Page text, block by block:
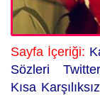
Sayfa İçeriği:
Sözleri
Kısa